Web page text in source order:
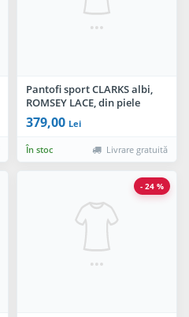
Pantofi sport CLARKS albi,
ROMSEY LACE, din piele
naturala
379,00 Lei
În stoc Livrare gratuită
- 24 %